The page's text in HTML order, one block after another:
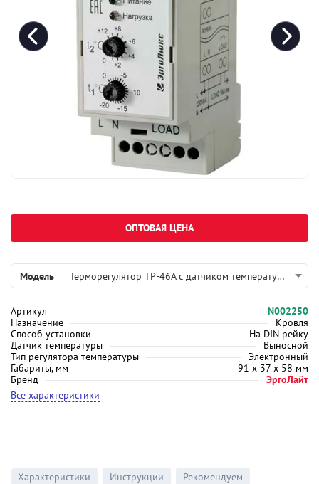
Модель Терморегулятор ТР-46А с датчиком температуры DS-125М
Артикул
N002250
Назначение
Кровля
Способ установки
На DIN рейку
Датчик температуры
Выносной
Тип регулятора температуры
Электронный
Габариты, мм
91 х 37 х 58 мм
Бренд
ЭргоЛайт
Все характеристики
ОПТОВАЯ ЦЕНА
Характеристики Инструкции Рекомендуем